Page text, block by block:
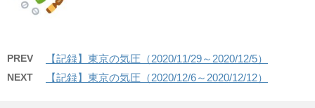
PREV 【記録】東京の気圧（2020/11/29～2020/12/5）
NEXT 【記録】東京の気圧（2020/12/6～2020/12/12）